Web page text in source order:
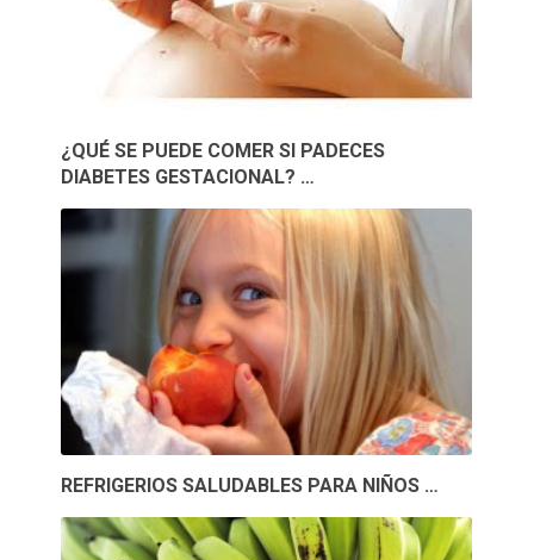
¿QUÉ SE PUEDE COMER SI PADECES
DIABETES GESTACIONAL? …
REFRIGERIOS SALUDABLES PARA NIÑOS …